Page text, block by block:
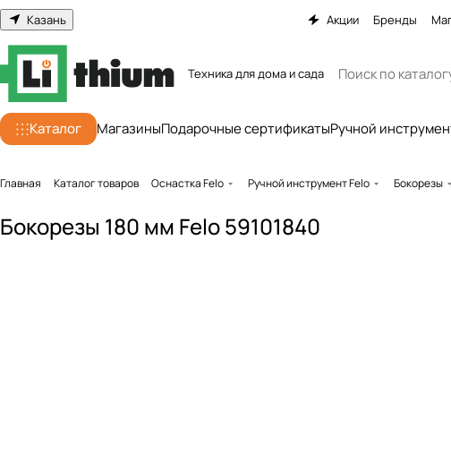
Казань Акции Бренды
Техника для дома и сада
Каталог МагазиныПодарочные сертификатыРучной
Главная Каталог товаров Оснастка Felo Ручной инструмент Felo Бокорезы
Бокорезы 180 мм Felo 59101840